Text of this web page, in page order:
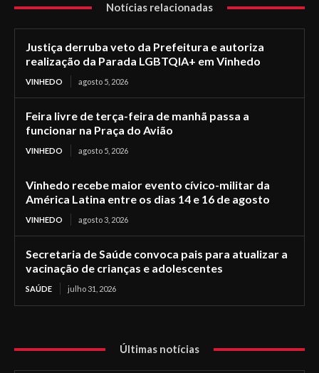
Notícias relacionadas
Justiça derruba veto da Prefeitura e autoriza
realização da Parada LGBTQIA+ em Vinhedo
VINHEDO agosto 5, 2026
Feira livre de terça-feira de manhã passa a
funcionar na Praça do Avião
VINHEDO agosto 5, 2026
Vinhedo recebe maior evento cívico-militar da
América Latina entre os dias 14 e 16 de agosto
VINHEDO agosto 3, 2026
Secretaria de Saúde convoca pais para atualizar a
vacinação de crianças e adolescentes
SAÚDE julho 31, 2026
Últimas notícias